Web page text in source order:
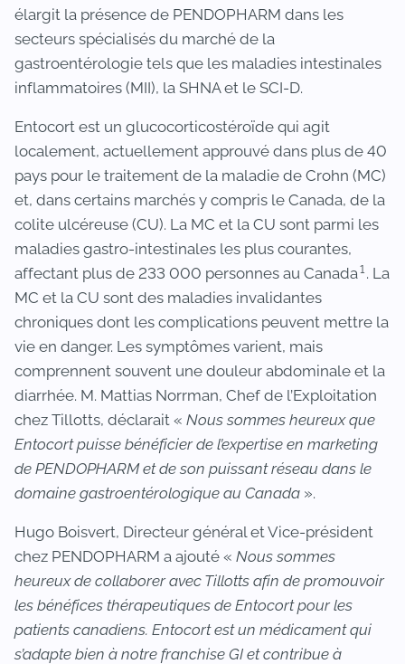
élargit la présence de PENDOPHARM dans les
secteurs spécialisés du marché de la
gastroentérologie tels que les maladies intestinales
inflammatoires (MII), la SHNA et le SCI-D.
Entocort est un glucocorticostéroïde qui agit
localement, actuellement approuvé dans plus de 40
pays pour le traitement de la maladie de Crohn (MC)
et, dans certains marchés y compris le Canada, de la
colite ulcéreuse (CU). La MC et la CU sont parmi les
maladies gastro-intestinales les plus courantes,
affectant plus de 233 000 personnes au Canada1 . La
MC et la CU sont des maladies invalidantes
chroniques dont les complications peuvent mettre la
vie en danger. Les symptômes varient, mais
comprennent souvent une douleur abdominale et la
diarrhée. M. Mattias Norrman, Chef de l’Exploitation
chez Tillotts, déclarait « Nous sommes heureux que
Entocort puisse bénéficier de l’expertise en marketing
de PENDOPHARM et de son puissant réseau dans le
domaine gastroentérologique au Canada ».
Hugo Boisvert, Directeur général et Vice-président
chez PENDOPHARM a ajouté « Nous sommes
heureux de collaborer avec Tillotts afin de promouvoir
les bénéfices thérapeutiques de Entocort pour les
patients canadiens. Entocort est un médicament qui
s’adapte bien à notre franchise GI et contribue à